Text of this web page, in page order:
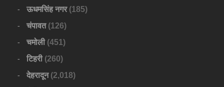
ऊधमसिंह नगर(185)
चंपावत(126)
चमोली(451)
टिहरी(260)
देहरादून(2,018)